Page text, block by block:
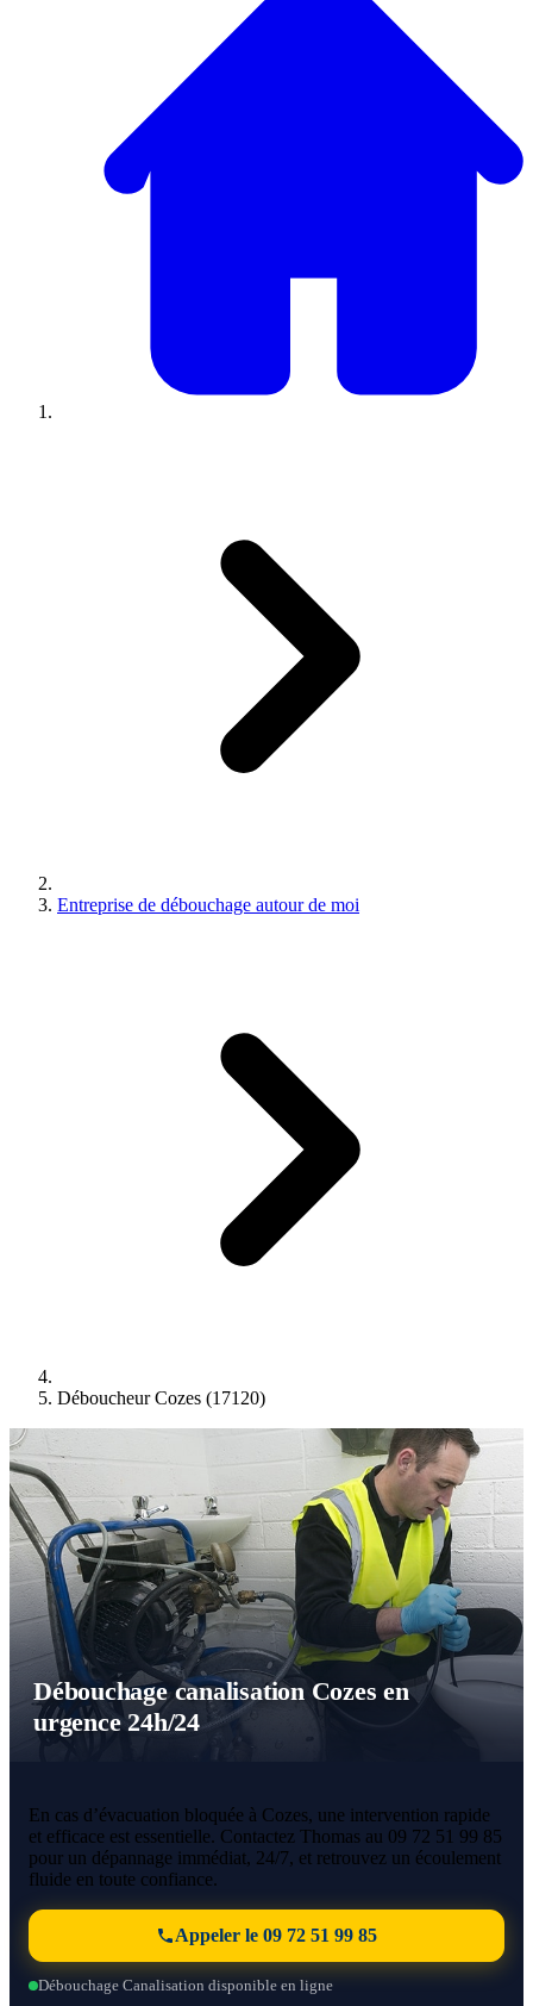
Entreprise de débouchage autour de moi
Déboucheur Cozes (17120)
Débouchage canalisation Cozes en
urgence 24h/24
En cas d’évacuation bloquée à Cozes, une intervention rapide
et efficace est essentielle. Contactez Thomas au 09 72 51 99 85
pour un dépannage immédiat, 24/7, et retrouvez un écoulement
fluide en toute confiance.
Appeler le 09 72 51 99 85
Débouchage Canalisation disponible en ligne